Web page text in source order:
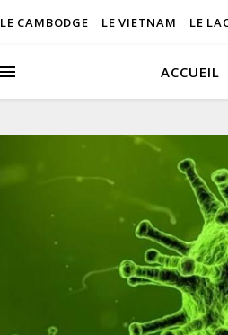
LE CAMBODGE LE VIETNAM LE
ACCUEIL